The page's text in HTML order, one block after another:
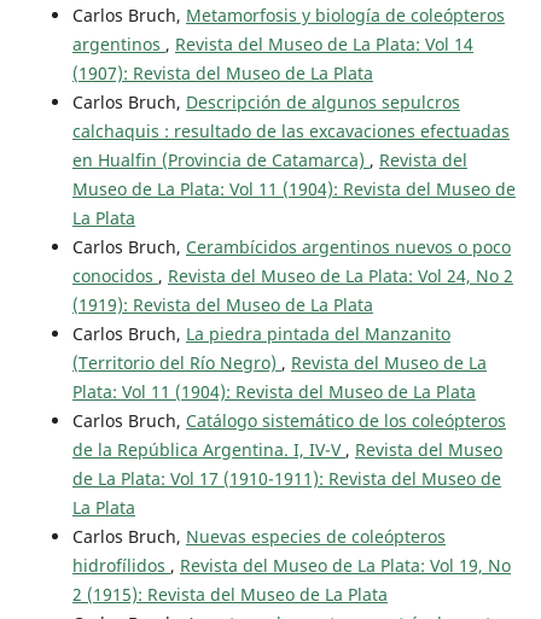
Carlos Bruch, Metamorfosis y biología de coleópteros
argentinos , Revista del Museo de La Plata: Vol 14
(1907): Revista del Museo de La Plata
Carlos Bruch, Descripción de algunos sepulcros
calchaquis : resultado de las excavaciones efectuadas
en Hualfin (Provincia de Catamarca) , Revista del
Museo de La Plata: Vol 11 (1904): Revista del Museo de
La Plata
Carlos Bruch, Cerambícidos argentinos nuevos o poco
conocidos , Revista del Museo de La Plata: Vol 24, No 2
(1919): Revista del Museo de La Plata
Carlos Bruch, La piedra pintada del Manzanito
(Territorio del Río Negro) , Revista del Museo de La
Plata: Vol 11 (1904): Revista del Museo de La Plata
Carlos Bruch, Catálogo sistemático de los coleópteros
de la República Argentina. I, IV-V , Revista del Museo
de La Plata: Vol 17 (1910-1911): Revista del Museo de
La Plata
Carlos Bruch, Nuevas especies de coleópteros
hidrofílidos , Revista del Museo de La Plata: Vol 19, No
2 (1915): Revista del Museo de La Plata